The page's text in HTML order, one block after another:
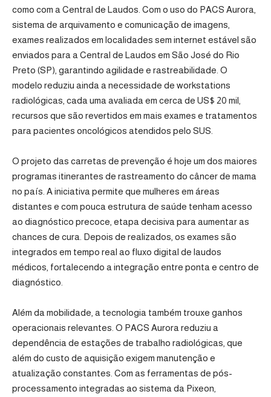
como com a Central de Laudos. Com o uso do PACS Aurora,
sistema de arquivamento e comunicação de imagens,
exames realizados em localidades sem internet estável são
enviados para a Central de Laudos em São José do Rio
Preto (SP), garantindo agilidade e rastreabilidade. O
modelo reduziu ainda a necessidade de workstations
radiológicas, cada uma avaliada em cerca de US$ 20 mil,
recursos que são revertidos em mais exames e tratamentos
para pacientes oncológicos atendidos pelo SUS.
O projeto das carretas de prevenção é hoje um dos maiores
programas itinerantes de rastreamento do câncer de mama
no país. A iniciativa permite que mulheres em áreas
distantes e com pouca estrutura de saúde tenham acesso
ao diagnóstico precoce, etapa decisiva para aumentar as
chances de cura. Depois de realizados, os exames são
integrados em tempo real ao fluxo digital de laudos
médicos, fortalecendo a integração entre ponta e centro de
diagnóstico.
Além da mobilidade, a tecnologia também trouxe ganhos
operacionais relevantes. O PACS Aurora reduziu a
dependência de estações de trabalho radiológicas, que
além do custo de aquisição exigem manutenção e
atualização constantes. Com as ferramentas de pós-
processamento integradas ao sistema da Pixeon,